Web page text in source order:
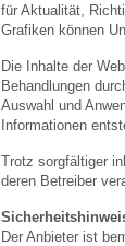
für Aktualität,
Grafiken können
Die Inhalte der
Behandlungen
Auswahl und
Informationen
Trotz sorgfältiger
deren Betreiber
Der Anbieter ist